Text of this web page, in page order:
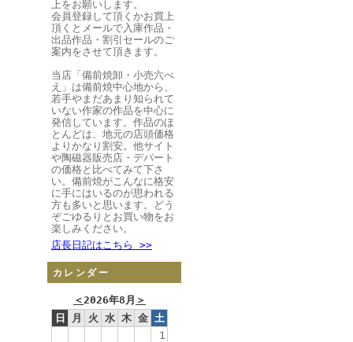
上をお願いします。
会員登録して頂くかお買上
頂くとメールで入庫作品・
出品作品・割引セールのご
案内をさせて頂きます。
当店「備前焼卸・小売六べ
え」は備前焼中心地から、
若手やまだあまり知られて
いない作家の作品を中心に
発信しています。作品のほ
とんどは、地元の店頭価格
よりかなり割安。他サイト
や陶磁器販売店・デパート
の価格と比べてみて下さ
い。備前焼がこんなに格安
に手にはいるのが思われる
方も多いと思います。どう
ぞごゆるりとお買い物をお
楽しみください。
店長日記はこちら >>
カレンダー
＜2026年8月 ＞
日
月 火 水 木 金 土
1